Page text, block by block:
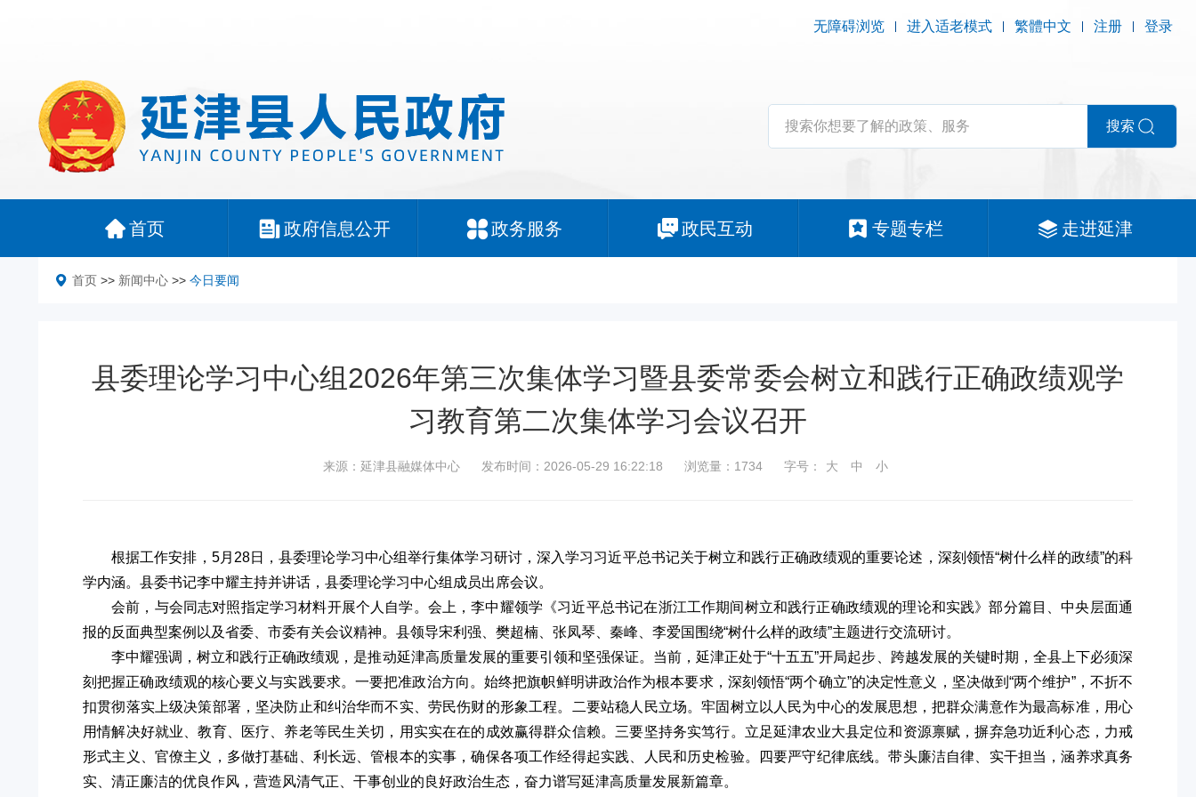
无障碍浏览 进入适老模式 繁體中文 注册 登录
搜索
首页 政府信息公开 政务服务 政民互动 专题专栏 走进延津
首页 >> 新闻中心 >> 今日要闻
县委理论学习中心组2026年第三次集体学习暨县委常委会树立和践行正确政绩观学
习教育第二次集体学习会议召开
来源：延津县融媒体中心 发布时间：2026-05-29 16:22:18 浏览量：1734 字号： 大 中 小
根据工作安排，5月28日，县委理论学习中心组举行集体学习研讨，深入学习习近平总书记关于树立和践行正确政绩观的重要论述，深刻领悟“树什么样的政绩”的科
学内涵。县委书记李中耀主持并讲话，县委理论学习中心组成员出席会议。
会前，与会同志对照指定学习材料开展个人自学。会上，李中耀领学《习近平总书记在浙江工作期间树立和践行正确政绩观的理论和实践》部分篇目、中央层面通
报的反面典型案例以及省委、市委有关会议精神。县领导宋利强、樊超楠、张凤琴、秦峰、李爱国围绕“树什么样的政绩”主题进行交流研讨。
李中耀强调，树立和践行正确政绩观，是推动延津高质量发展的重要引领和坚强保证。当前，延津正处于“十五五”开局起步、跨越发展的关键时期，全县上下必须深
刻把握正确政绩观的核心要义与实践要求。一要把准政治方向。始终把旗帜鲜明讲政治作为根本要求，深刻领悟“两个确立”的决定性意义，坚决做到“两个维护”，不折不
扣贯彻落实上级决策部署，坚决防止和纠治华而不实、劳民伤财的形象工程。二要站稳人民立场。牢固树立以人民为中心的发展思想，把群众满意作为最高标准，用心
用情解决好就业、教育、医疗、养老等民生关切，用实实在在的成效赢得群众信赖。三要坚持务实笃行。立足延津农业大县定位和资源禀赋，摒弃急功近利心态，力戒
形式主义、官僚主义，多做打基础、利长远、管根本的实事，确保各项工作经得起实践、人民和历史检验。四要严守纪律底线。带头廉洁自律、实干担当，涵养求真务
实、清正廉洁的优良作风，营造风清气正、干事创业的良好政治生态，奋力谱写延津高质量发展新篇章。